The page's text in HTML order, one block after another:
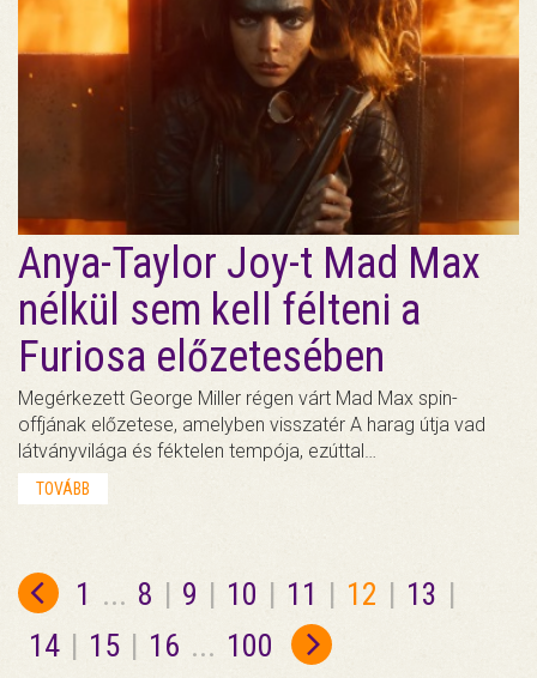
Anya-Taylor Joy-t Mad Max
nélkül sem kell félteni a
Furiosa előzetesében
Megérkezett George Miller régen várt Mad Max spin-
offjának előzetese, amelyben visszatér A harag útja vad
látványvilága és féktelen tempója, ezúttal…
TOVÁBB
1 ... 8 | 9 | 10 | 11 | 12 | 13 |
14 | 15 | 16 ... 100